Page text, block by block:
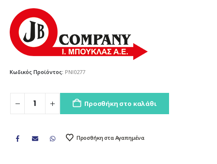
Κωδικός Προϊόντος: PNI0277
Προσθήκη στο καλάθι
Προσθήκη στα Αγαπημένα